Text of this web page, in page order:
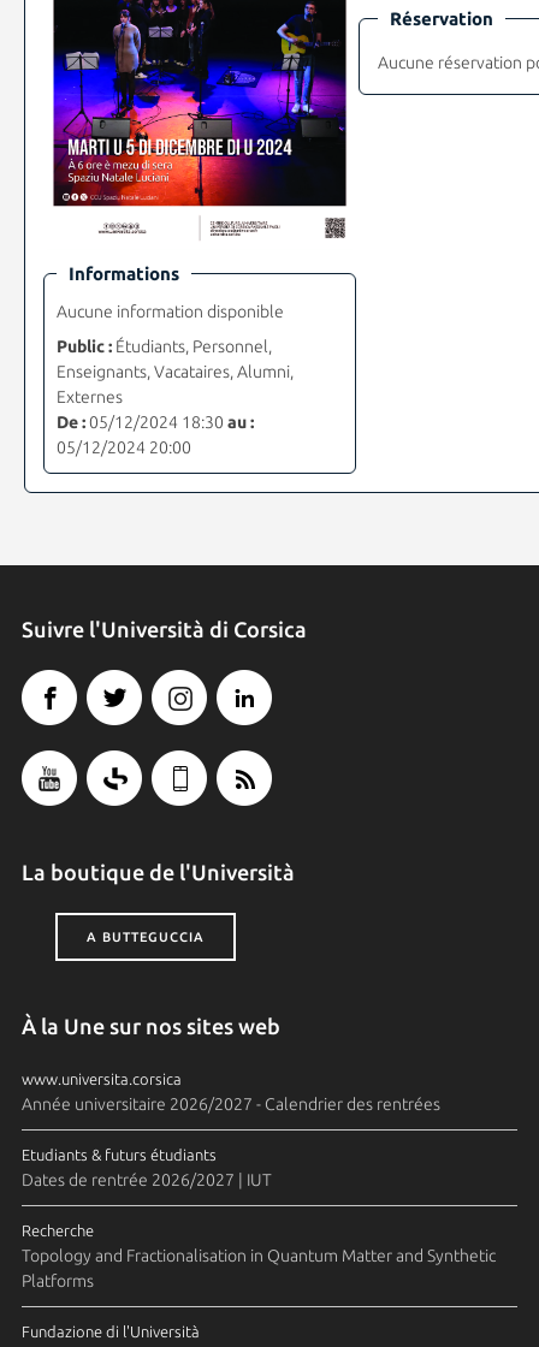
Informations
Aucune information disponible
Public :Étudiants, Personnel,
Enseignants, Vacataires, Alumni,
Externes
De :05/12/2024 18:30 au :
05/12/2024 20:00
Réservation
Aucune réservation
Suivre l'Università di Corsica
La boutique de l'Università
A BUTTEGUCCIA
À la Une sur nos sites web
www.universita.corsica
Année universitaire 2026/2027 - Calendrier des rentrées
Etudiants & futurs étudiants
Dates de rentrée 2026/2027 | IUT
Recherche
Topology and Fractionalisation in Quantum Matter and Synthetic
Platforms
Fundazione di l'Università